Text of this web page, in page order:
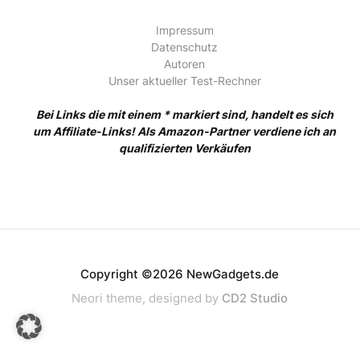
Impressum
Datenschutz
Autoren
Unser aktueller Test-Rechner
Bei Links die mit einem * markiert sind, handelt es sich
um Affiliate-Links! Als Amazon-Partner verdiene ich an
qualifizierten Verkäufen
Copyright ©2026 NewGadgets.de
Neori theme, designed by CD2 Studio